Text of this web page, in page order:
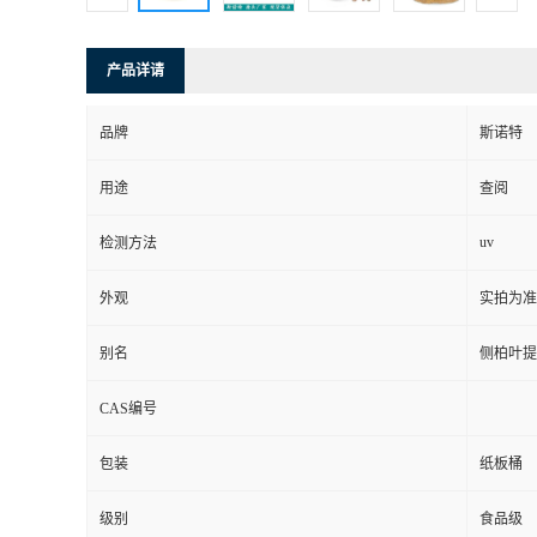
产品详请
品牌 斯诺特
用途 查阅
检测方法 uv
外观 实拍为准
别名 侧柏叶
CAS编号
包装 纸板桶
级别 食品级